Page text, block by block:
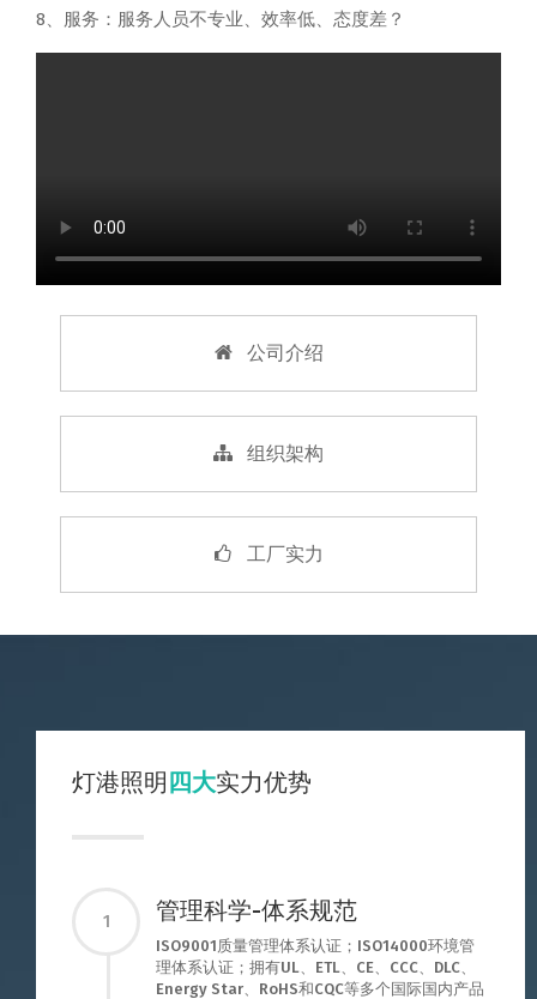
8、服务：服务人员不专业、效率低、态度差？
公司介绍
组织架构
工厂实力
灯港照明四大实力优势
1 管理科学-体系规范
ISO9001质量管理体系认证；ISO14000环境管
理体系认证；拥有UL、ETL、CE、CCC、DLC、
Energy Star、RoHS和CQC等多个国际国内产品